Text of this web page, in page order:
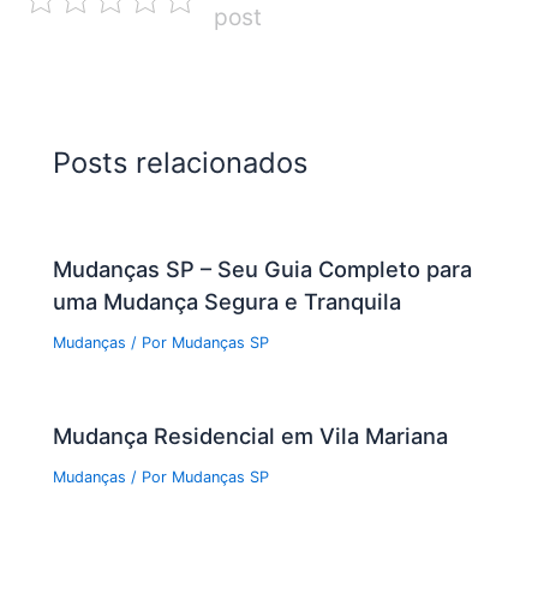
post
Posts relacionados
Mudanças SP – Seu Guia Completo para
uma Mudança Segura e Tranquila
Mudanças / Por Mudanças SP
Mudança Residencial em Vila Mariana
Mudanças / Por Mudanças SP